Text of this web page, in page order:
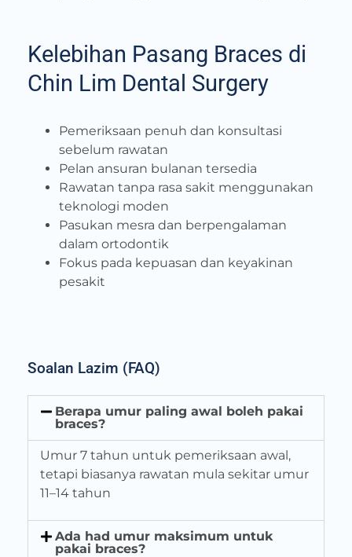
Kelebihan Pasang Braces di
Chin Lim Dental Surgery
Pemeriksaan penuh dan konsultasi
sebelum rawatan
Pelan ansuran bulanan tersedia
Rawatan tanpa rasa sakit menggunakan
teknologi moden
Pasukan mesra dan berpengalaman
dalam ortodontik
Fokus pada kepuasan dan keyakinan
pesakit
Soalan Lazim (FAQ)
Berapa umur paling awal boleh pakai
braces?
Umur 7 tahun untuk pemeriksaan awal,
tetapi biasanya rawatan mula sekitar umur
11–14 tahun
Ada had umur maksimum untuk
pakai braces?